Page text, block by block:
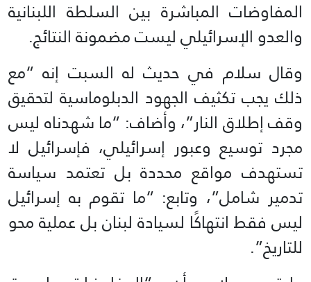
المفاوضات المباشرة بين السلطة اللبنانية
والعدو الإسرائيلي ليست مضمونة النتائج.
وقال سلام في حديث له السبت إنه “مع
ذلك يجب تكثيف الجهود الدبلوماسية لتحقيق
وقف إطلاق النار”، وأضاف: “ما شهدناه ليس
مجرد توسيع وعبور إسرائيلي، فإسرائيل لا
تستهدف مواقع محددة بل تعتمد سياسة
تدمير شامل”، وتابع: “ما تقوم به إسرائيل
ليس فقط انتهاكًا لسيادة لبنان بل عملية محو
للتاريخ”.